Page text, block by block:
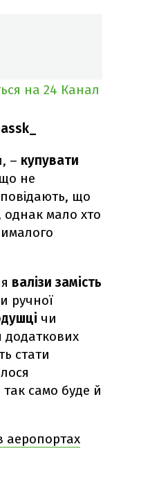
на 24 Канал
– купувати
не
що
однак мало хто
валізи замість
ручної
чи
додаткових
стати
само буде й
аеропортах